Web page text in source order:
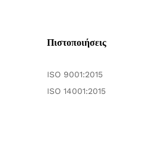
Πιστοποιήσεις
ISO 9001:2015
ISO 14001:2015